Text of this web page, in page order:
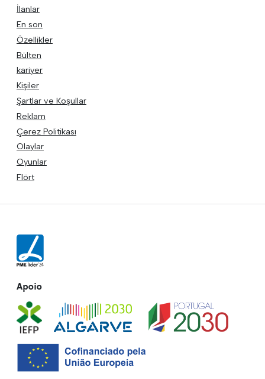
İlanlar
En son
Özellikler
Bülten
kariyer
Kişiler
Şartlar ve Koşullar
Reklam
Çerez Politikası
Olaylar
Oyunlar
Flört
Apoio